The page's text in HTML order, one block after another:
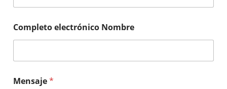
Completo electrónico Nombre
Mensaje*